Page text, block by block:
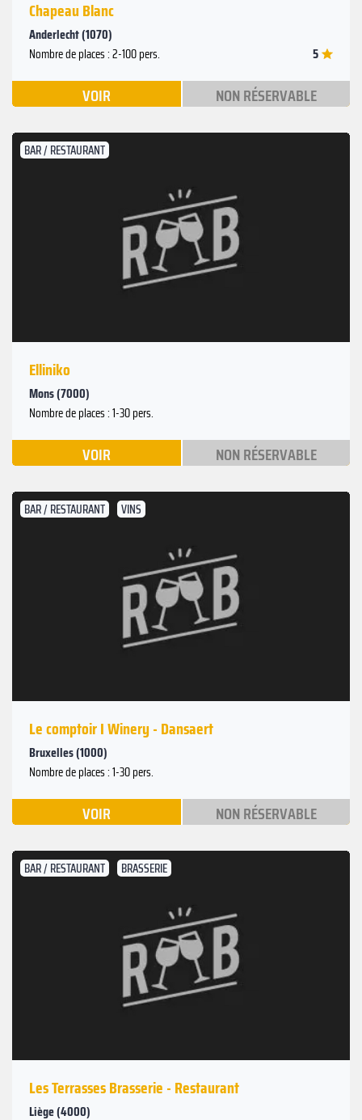
Chapeau Blanc
Anderlecht (1070)
Nombre de places : 2-100 pers. 5
VOIR NON RÉSERVABLE
BAR / RESTAURANT
Elliniko
Mons (7000)
Nombre de places : 1-30 pers.
VOIR NON RÉSERVABLE
BAR / RESTAURANT VINS
Le comptoir I Winery - Dansaert
Bruxelles (1000)
Nombre de places : 1-30 pers.
VOIR NON RÉSERVABLE
BAR / RESTAURANT BRASSERIE
Les Terrasses Brasserie - Restaurant
Liège (4000)